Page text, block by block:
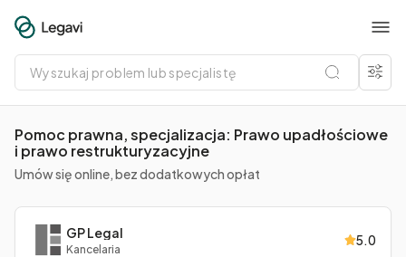
Wyszukaj
problem
lub
specjalistę
Pomoc prawna, specjalizacja: Prawo upadłościowe
i prawo restrukturyzacyjne
Umów się online, bez dodatkowych opłat
GP Legal
Kancelaria
5.0